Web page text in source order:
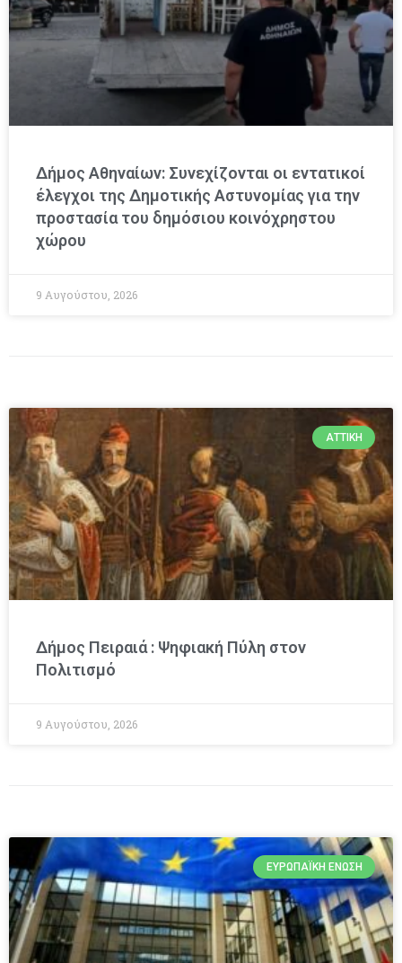
Δήμος Αθηναίων: Συνεχίζονται οι εντατικοί
έλεγχοι της Δημοτικής Αστυνομίας για την
προστασία του δημόσιου κοινόχρηστου
χώρου
9 Αυγούστου, 2026
ΑΤΤΙΚΉ
Δήμος Πειραιά : Ψηφιακή Πύλη στον
Πολιτισμό
9 Αυγούστου, 2026
ΕΥΡΩΠΑΪΚΉ ΈΝΩΣΗ